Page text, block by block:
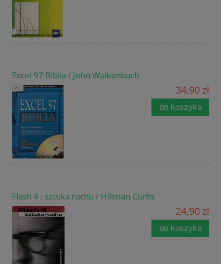
Excel 97 Biblia / John Walkenbach
34,90 zł
do koszyka
Flash 4 : sztuka ruchu / Hillman Curtis
24,90 zł
do koszyka